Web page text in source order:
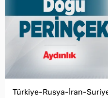
Türkiye-Rusya-İran-